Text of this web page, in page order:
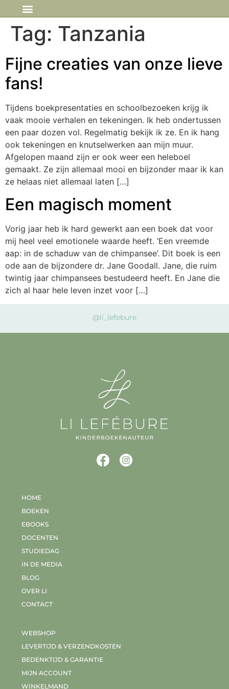
Tag: Tanzania
Fijne creaties van onze lieve
fans!
Tijdens boekpresentaties en schoolbezoeken krijg ik
vaak mooie verhalen en tekeningen. Ik heb ondertussen
een paar dozen vol. Regelmatig bekijk ik ze. En ik hang
ook tekeningen en knutselwerken aan mijn muur.
Afgelopen maand zijn er ook weer een heleboel
gemaakt. Ze zijn allemaal mooi en bijzonder maar ik kan
ze helaas niet allemaal laten […]
Een magisch moment
Vorig jaar heb ik hard gewerkt aan een boek dat voor
mij heel veel emotionele waarde heeft. ‘Een vreemde
aap: in de schaduw van de chimpansee’. Dit boek is een
ode aan de bijzondere dr. Jane Goodall. Jane, die ruim
twintig jaar chimpansees bestudeerd heeft. En Jane die
zich al haar hele leven inzet voor […]
@li_lefebure
HOME
BOEKEN
EBOOKS
DOCENTEN
STUDIEDAG
IN DE MEDIA
BLOG
OVER LI
CONTACT
WEBSHOP
LEVERTIJD & VERZENDKOSTEN
BEDENKTIJD & GARANTIE
MIJN ACCOUNT
WINKELMAND